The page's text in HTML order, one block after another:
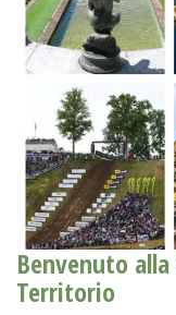
Benvenuto
Territorio